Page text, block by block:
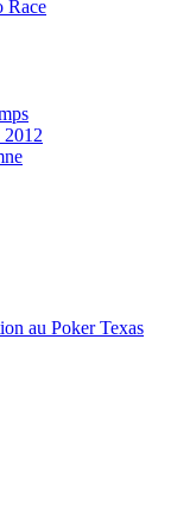
Race
2012
au Poker Texas